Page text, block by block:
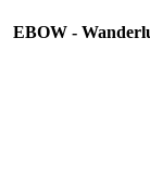
EBOW -